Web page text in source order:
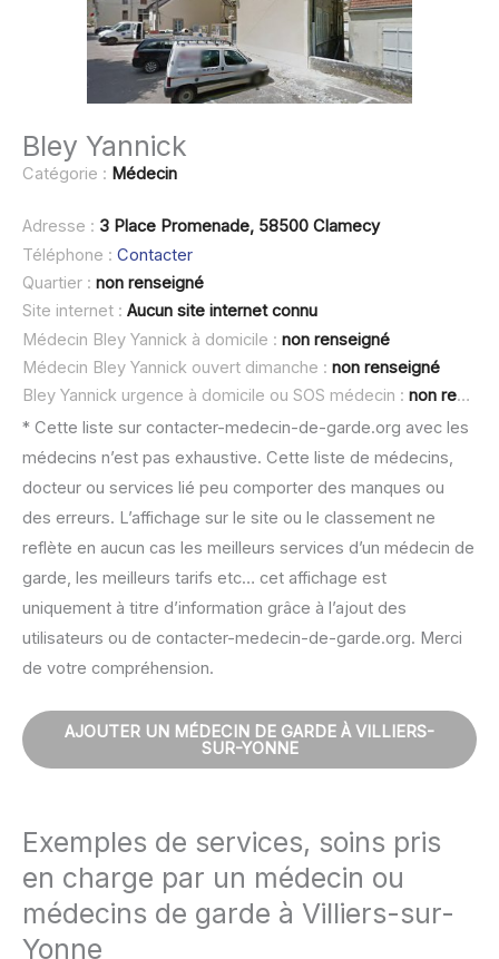
Bley Yannick
Catégorie : Médecin
Adresse : 3 Place Promenade, 58500 Clamecy
Téléphone : Contacter
Quartier : non renseigné
Site internet : Aucun site internet connu
Médecin Bley Yannick à domicile : non renseigné
Médecin Bley Yannick ouvert dimanche : non renseigné
Bley Yannick urgence à domicile ou SOS médecin : non renseigné
* Cette liste sur contacter-medecin-de-garde.org avec les
médecins n’est pas exhaustive. Cette liste de médecins,
docteur ou services lié peu comporter des manques ou
des erreurs. L’affichage sur le site ou le classement ne
reflète en aucun cas les meilleurs services d’un médecin de
garde, les meilleurs tarifs etc… cet affichage est
uniquement à titre d’information grâce à l’ajout des
utilisateurs ou de contacter-medecin-de-garde.org. Merci
de votre compréhension.
AJOUTER UN MÉDECIN DE GARDE À VILLIERS-
SUR-YONNE
Exemples de services, soins pris
en charge par un médecin ou
médecins de garde à Villiers-sur-
Yonne